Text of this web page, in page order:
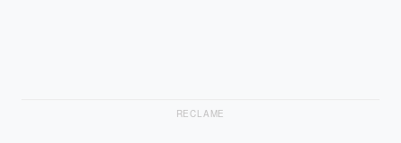
RECLAME